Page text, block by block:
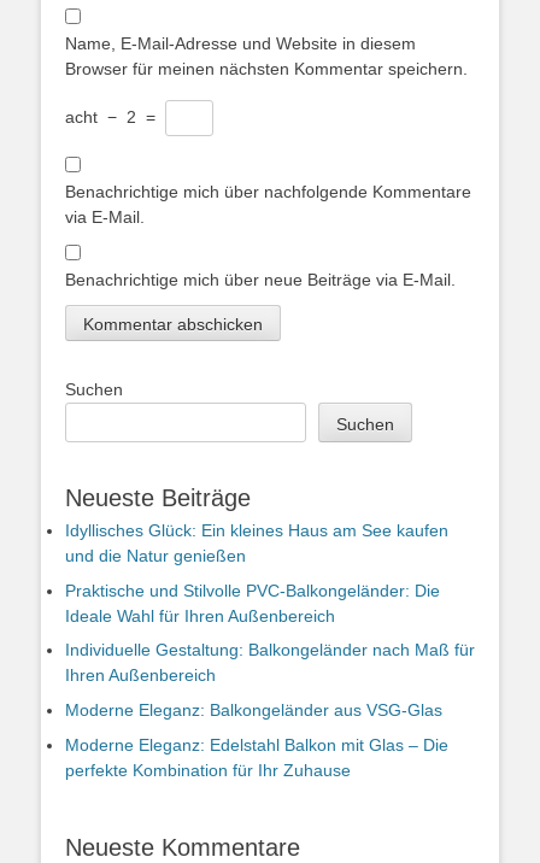
Name, E-Mail-Adresse und Website in diesem
Browser für meinen nächsten Kommentar speichern.
acht − 2 =
Benachrichtige mich über nachfolgende Kommentare
via E-Mail.
Benachrichtige mich über neue Beiträge via E-Mail.
Suchen
Suchen
Neueste Beiträge
Idyllisches Glück: Ein kleines Haus am See kaufen
und die Natur genießen
Praktische und Stilvolle PVC-Balkongeländer: Die
Ideale Wahl für Ihren Außenbereich
Individuelle Gestaltung: Balkongeländer nach Maß für
Ihren Außenbereich
Moderne Eleganz: Balkongeländer aus VSG-Glas
Moderne Eleganz: Edelstahl Balkon mit Glas – Die
perfekte Kombination für Ihr Zuhause
Neueste Kommentare